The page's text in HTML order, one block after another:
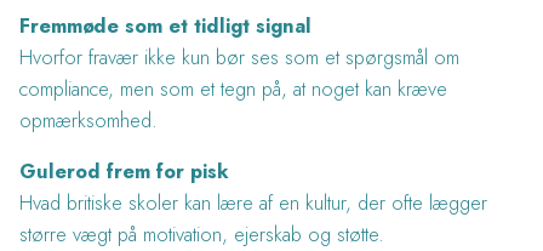
Fremmøde som et tidligt signal
Hvorfor fravær ikke kun bør ses som et spørgsmål om
compliance, men som et tegn på, at noget kan kræve
opmærksomhed.
Gulerod frem for pisk
Hvad britiske skoler kan lære af en kultur, der ofte lægger
større vægt på motivation, ejerskab og støtte.